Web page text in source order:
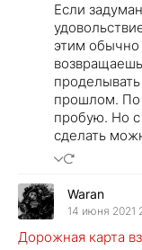
Если
этим
прошлом. По
пробую. Но
сделать
Waran
14 июня 2021
Дорожная карта